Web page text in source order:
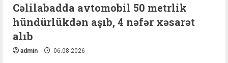
Cəlilabadda avtomobil 50 metrlik
hündürlükdən aşıb, 4 nəfər xəsarət
alıb
admin 06.08.2026